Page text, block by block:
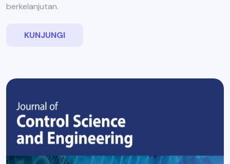
berkelanjutan.
KUNJUNGI